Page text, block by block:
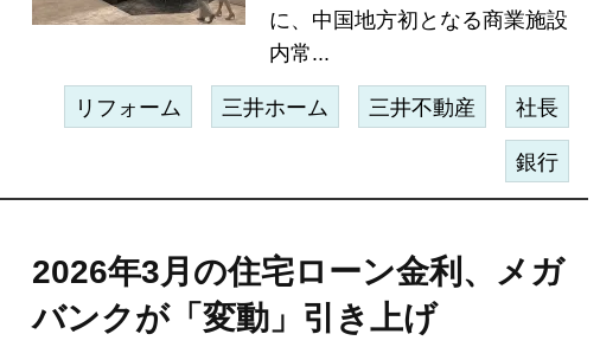
に、中国地方初となる商業施設
内常...
リフォーム 三井ホーム 三井不動産 社長
銀行
2026年3月の住宅ローン金利、メガ
バンクが「変動」引き上げ